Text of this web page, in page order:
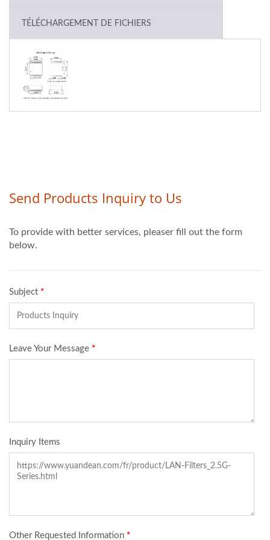
TÉLÉCHARGEMENT DE FICHIERS